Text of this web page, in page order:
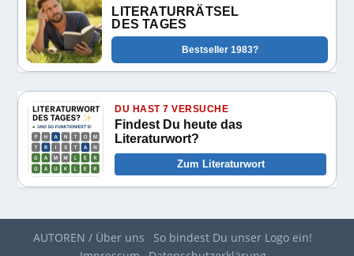
LITERATURRÄTSEL
DES TAGES
Bestseller 1983?
DU HAST 7 VERSUCHE
Findest Du heute das
Literaturwort?
Zum Literaturwort
AUTOREN / Über uns
So bindest Du unser Logo ein!